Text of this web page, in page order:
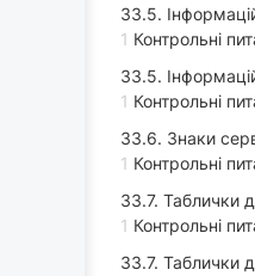
33.5.
1 Контрольні
33.5.
1 Контрольні
33.6. Знаки
1 Контрольні
33.7. Таблички
1 Контрольні
33.7. Таблички